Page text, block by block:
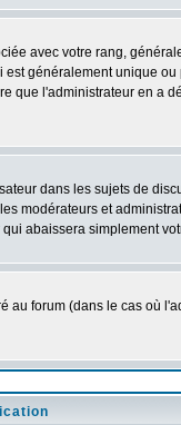
avec votre rang,
généralement unique
l'administrateur en a
dans les sujets de
modérateurs et
abaissera simplement
forum (dans le cas où